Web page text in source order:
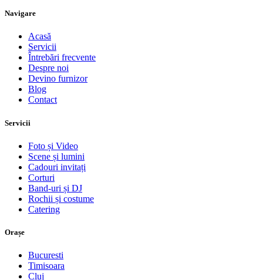
Navigare
Acasă
Servicii
Întrebări frecvente
Despre noi
Devino furnizor
Blog
Contact
Servicii
Foto și Video
Scene și lumini
Cadouri invitați
Corturi
Band-uri și DJ
Rochii și costume
Catering
Orașe
Bucuresti
Timisoara
Cluj